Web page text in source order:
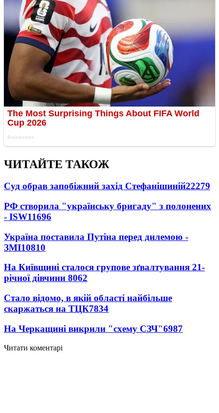
ЧИТАЙТЕ ТАКОЖ
Суд обрав запобіжний захід Стефанішиній22279
РФ створила "українську бригаду" з полонених
- ISW11696
Україна поставила Путіна перед дилемою -
ЗМІ10810
На Київщині сталося групове зґвалтування 21-
річної дівчини 8062
Стало відомо, в якій області найбільше
скаржаться на ТЦК7834
На Черкащині викрили "схему СЗЧ"6987
Читати коментарі